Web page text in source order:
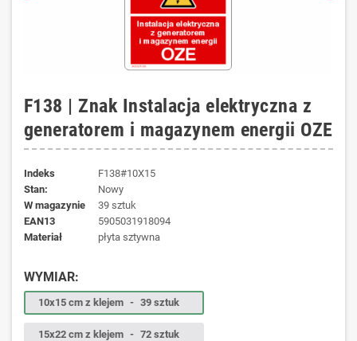
F138 | Znak Instalacja elektryczna z
generatorem i magazynem energii OZE
Indeks
F138#10X15
Stan:
Nowy
W magazynie
39 sztuk
EAN13
5905031918094
materiał
płyta sztywna
WYMIAR:
10x15 cm z klejem - 39 sztuk
15x22 cm z klejem - 72 sztuk